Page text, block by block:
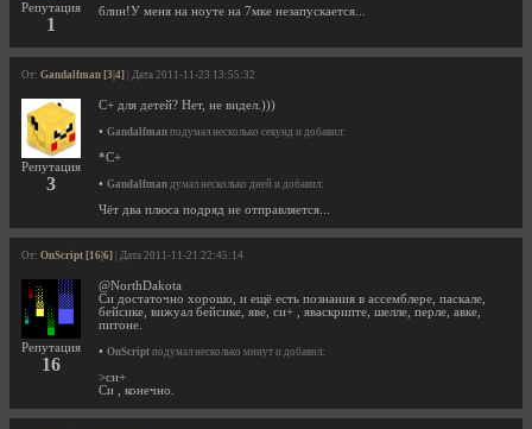
Репутация
1
блин!У меня на ноуте на 7мке незапускается...
От: Gandalfman [3|4] | Дата 2011-11-23 13:55:32
Репутация
3
C+ для детей? Нет, не видел.)))
• Gandalfman подумал несколько секунд и добавил:
*С+
• Gandalfman думал несколько дней и добавил:
Чёт два плюса подряд не отправляется...
От: OnScript [16|6] | Дата 2011-11-21 22:45:14
Репутация
16
@NorthDakota
Си достаточно хорошо, и ещё есть познания в ассемблере, паскале,
бейсике, вижуал бейсике, яве, си+ , яваскрипте, шелле, перле, авке,
питоне.
• OnScript подумал несколько минут и добавил:
>си+
Си , конечно.